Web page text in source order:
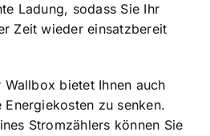
Ladung, sodass Sie Ihr
Zeit wieder einsatzbereit
bietet Ihnen auch
zu senken.
Stromzählers können Sie